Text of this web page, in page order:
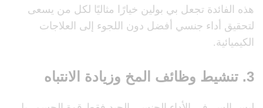
هذه الفائدة تجعل بي بولين خيارًا مثاليًا لكل من يسعى
لتحقيق أداء جنسي أفضل دون اللجوء إلى العلاجات
الكيميائية.
3. تنشيط وظائف المخ وزيادة الانتباه